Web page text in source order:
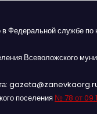
в Федеральной службе
Всеволожского
поселения № 78 от